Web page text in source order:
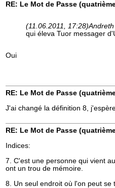
RE: Le Mot de Passe
(11.06.2011, 17:28)
qui éleva Tuor messager
Oui
RE: Le Mot de Passe
J'ai changé la définition 8,
RE: Le Mot de Passe
Indices:
7. C'est une personne qui vient
ont un trou de mémoire.
8. Un seul endroit où l'on peut se